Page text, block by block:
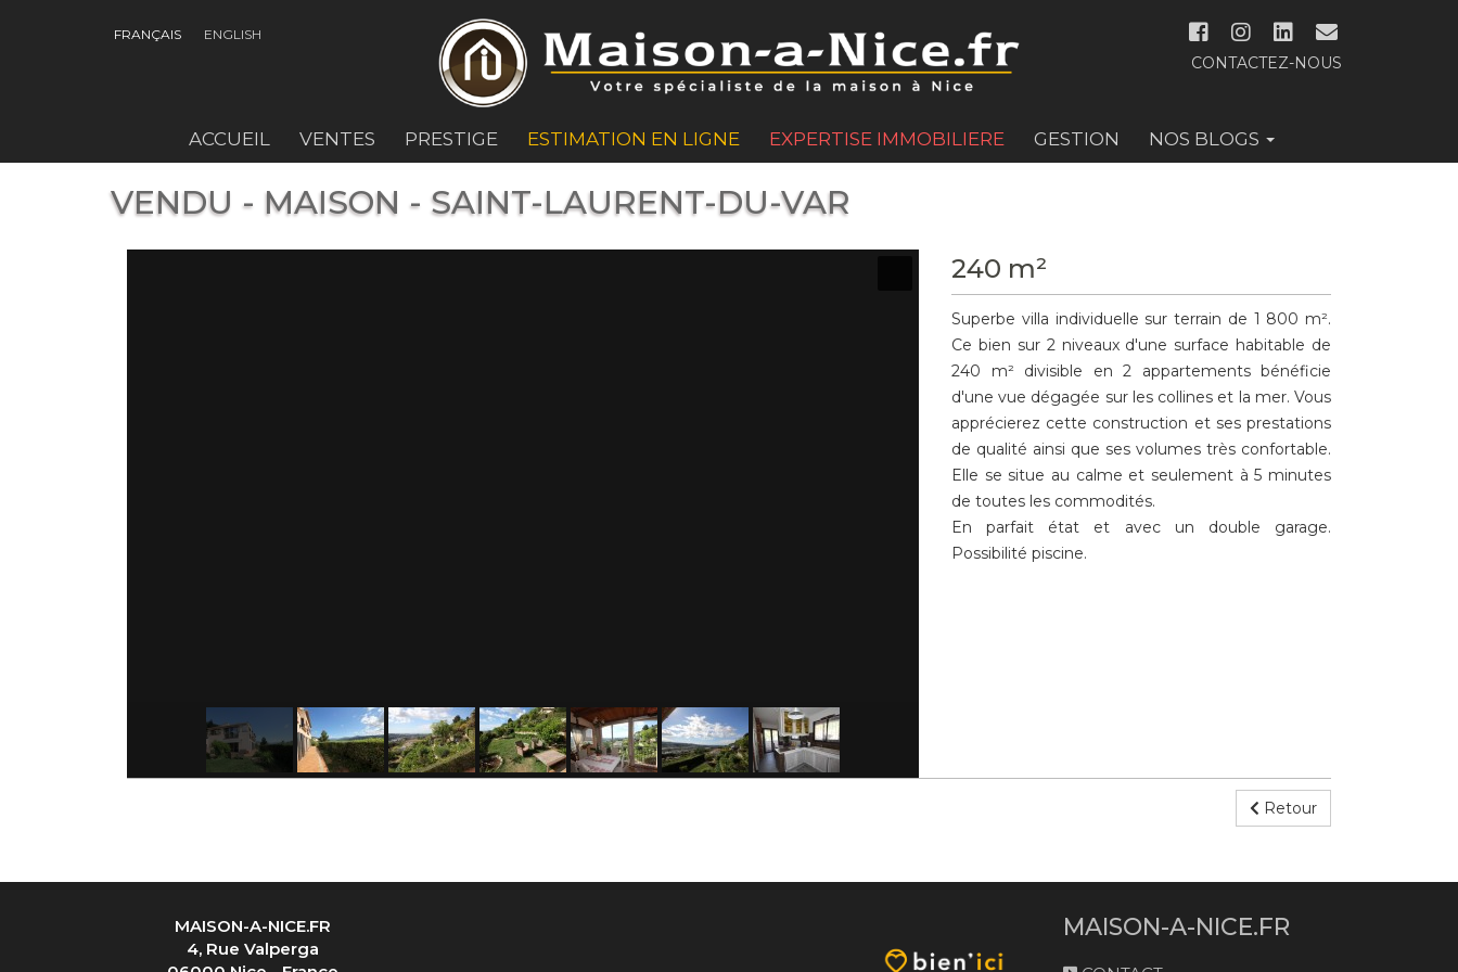
FRANÇAIS ENGLISH
CONTACTEZ-NOUS
ACCUEIL VENTES PRESTIGE ESTIMATION EN LIGNE EXPERTISE IMMOBILIERE GESTION NOS BLOGS
VENDU - MAISON - SAINT-LAURENT-DU-VAR
240 m²
Superbe villa individuelle sur terrain de 1 800 m².
Ce bien sur 2 niveaux d'une surface habitable de
240 m² divisible en 2 appartements bénéficie
d'une vue dégagée sur les collines et la mer. Vous
apprécierez cette construction et ses prestations
de qualité ainsi que ses volumes très confortable.
Elle se situe au calme et seulement à 5 minutes
de toutes les commodités.
En parfait état et avec un double garage.
Possibilité piscine.
Retour
MAISON-A-NICE.FR
4, Rue Valperga
MAISON-A-NICE.FR